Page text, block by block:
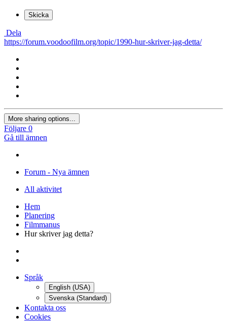
Skicka
Dela
https://forum.voodoofilm.org/topic/1990-hur-skriver-jag-detta/
More sharing options...
Följare 0
Gå till ämnen
Forum - Nya ämnen
All aktivitet
Hem
Planering
Filmmanus
Hur skriver jag detta?
Språk
English (USA)
Svenska (Standard)
Kontakta oss
Cookies